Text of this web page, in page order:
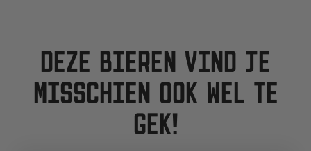
DEZE BIEREN VIND JE
MISSCHIEN OOK WEL TE
GEK!